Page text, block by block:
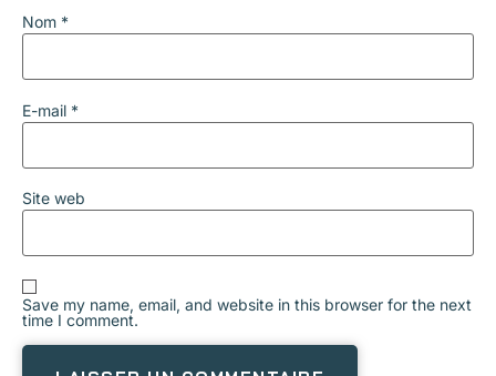
Nom *
E-mail *
Site web
Save my name, email, and website in this browser for the next
time I comment.